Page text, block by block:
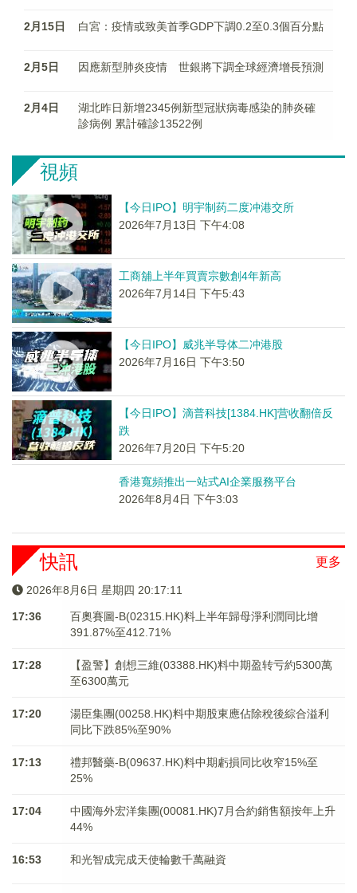
2月15日 白宮：疫情或致美首季GDP下調0.2至0.3個百分點
2月5日 因應新型肺炎疫情 世銀將下調全球經濟增長預測
2月4日
湖北昨日新增2345例新型冠狀病毒感染的肺炎確
診病例 累計確診13522例
視頻
【今日IPO】明宇制药二度冲港交所
2026年7月13日 下午4:08
工商舖上半年買賣宗數創4年新高
2026年7月14日 下午5:43
【今日IPO】威兆半导体二冲港股
2026年7月16日 下午3:50
【今日IPO】滴普科技[1384.HK]营收翻倍反
跌
2026年7月20日 下午5:20
香港寬頻推出一站式AI企業服務平台
2026年8月4日 下午3:03
更多
快訊
2026年8月6日 星期四 20:17:11
17:36
百奧賽圖-B(02315.HK)料上半年歸母淨利潤同比增
391.87%至412.71%
17:28
【盈警】創想三維(03388.HK)料中期盈转亏約5300萬
至6300萬元
17:20
湯臣集團(00258.HK)料中期股東應佔除稅後綜合溢利
同比下跌85%至90%
17:13
禮邦醫藥-B(09637.HK)料中期虧損同比收窄15%至
25%
17:04
中國海外宏洋集團(00081.HK)7月合約銷售額按年上升
44%
16:53 和光智成完成天使輪數千萬融資